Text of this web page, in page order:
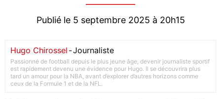
Publié le 5 septembre 2025 à 20h15
Hugo Chirossel -Journaliste
Passionné de football depuis le plus jeune âge, devenir journaliste sportif
est rapidement devenu une évidence pour Hugo. Il se découvrira plus
tard un amour pour la NBA, avant d’explorer d’autres horizons comme
ceux de la Formule 1 et de la NFL.